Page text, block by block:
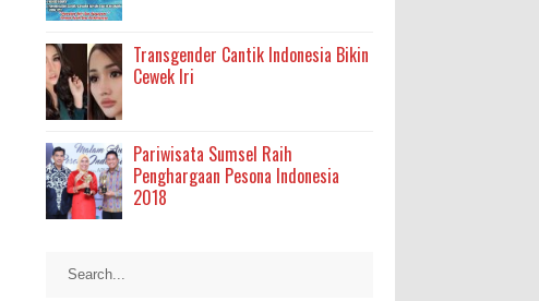
Transgender Cantik Indonesia Bikin
Cewek Iri
Pariwisata Sumsel Raih
Penghargaan Pesona Indonesia
2018